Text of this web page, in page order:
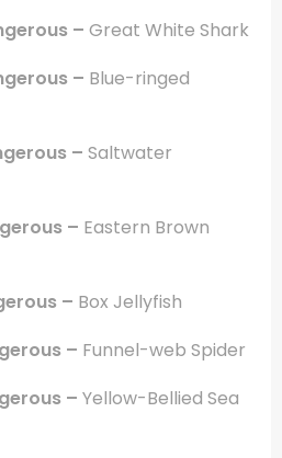
– Great White Shark
– Blue-ringed
– Saltwater
– Eastern Brown
– Box Jellyfish
– Funnel-web Spider
– Yellow-Bellied Sea